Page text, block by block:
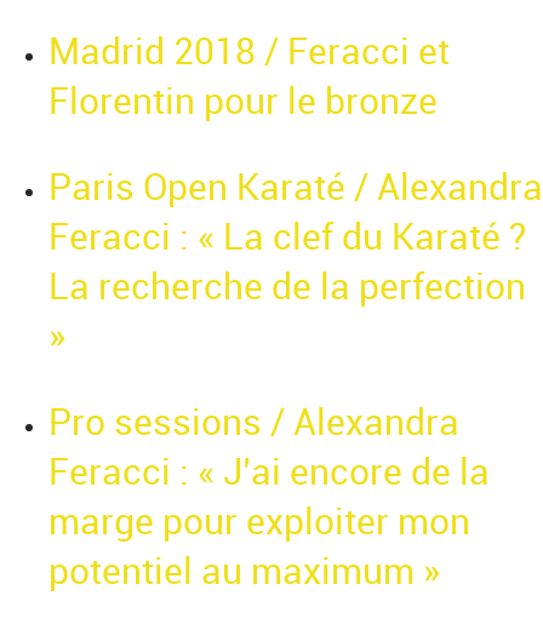
Madrid 2018 / Feracci et
Florentin pour le bronze
Paris Open Karaté / Alexandra
Feracci : « La clef du Karaté ?
La recherche de la perfection
»
Pro sessions / Alexandra
Feracci : « J’ai encore de la
marge pour exploiter mon
potentiel au maximum »